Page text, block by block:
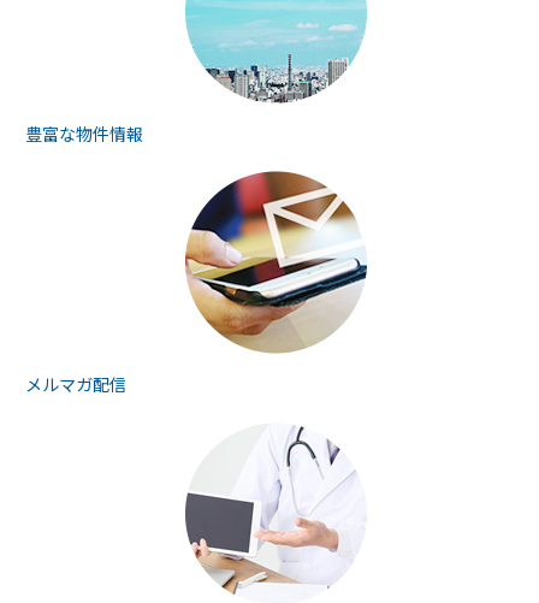
豊富な物件情報
メルマガ配信